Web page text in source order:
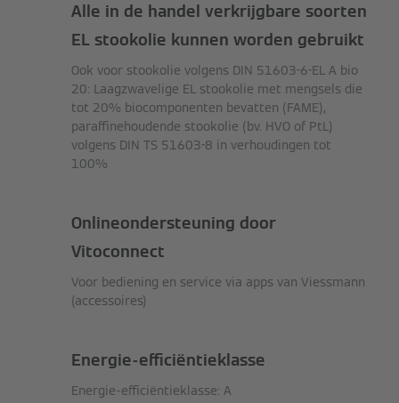
Alle in de handel verkrijgbare soorten
EL stookolie kunnen worden gebruikt
Ook voor stookolie volgens DIN 51603-6-EL A bio
20: Laagzwavelige EL stookolie met mengsels die
tot 20% biocomponenten bevatten (FAME),
paraffinehoudende stookolie (bv. HVO of PtL)
volgens DIN TS 51603-8 in verhoudingen tot
100%
Onlineondersteuning door
Vitoconnect
Voor bediening en service via apps van Viessmann
(accessoires)
Energie-efficiëntieklasse
Energie-efficiëntieklasse: A